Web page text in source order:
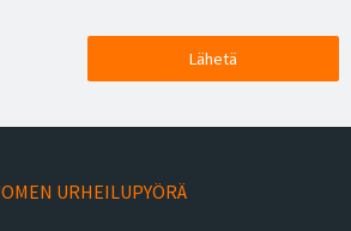
Lähetä
URHEILUPYÖRÄ